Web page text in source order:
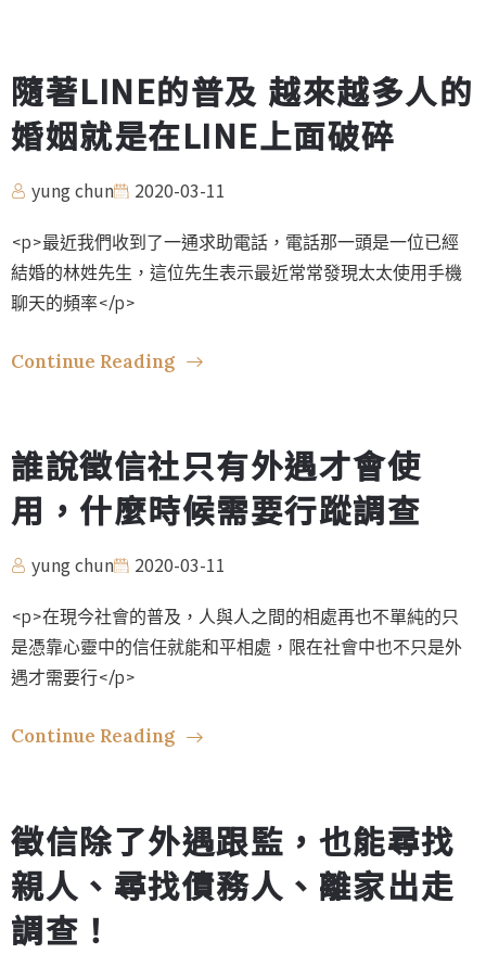
隨著LINE的普及 越來越多人的
婚姻就是在LINE上面破碎
yung chun 2020-03-11
<p>最近我們收到了一通求助電話，電話那一頭是一位已經
結婚的林姓先生，這位先生表示最近常常發現太太使用手機
聊天的頻率</p>
Continue Reading
誰說徵信社只有外遇才會使
用，什麼時候需要行蹤調查
yung chun 2020-03-11
<p>在現今社會的普及，人與人之間的相處再也不單純的只
是憑靠心靈中的信任就能和平相處，限在社會中也不只是外
遇才需要行</p>
Continue Reading
徵信除了外遇跟監，也能尋找
親人、尋找債務人、離家出走
調查！